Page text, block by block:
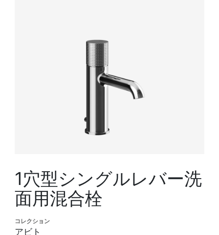
1穴型シングルレバー洗
面用混合栓
コレクション
アビト